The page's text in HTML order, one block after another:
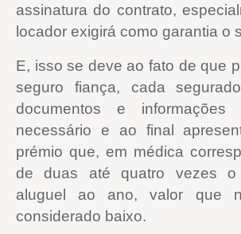
assinatura do contrato,
locador exigirá como garantia o
E, isso se deve ao fato de que
seguro fiança, cada
documentos e informações
necessário e ao final
prémio que, em médica
de duas até quatro vezes
aluguel ao ano, valor que
considerado baixo.